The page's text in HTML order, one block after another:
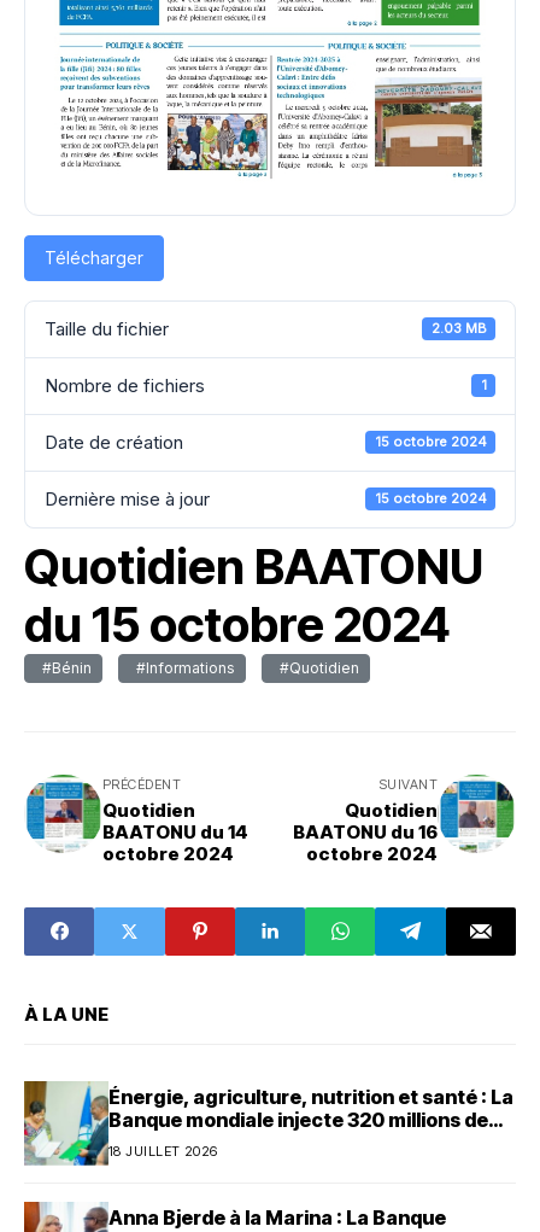
Télécharger
Taille du fichier 2.03 MB
Nombre de fichiers 1
Date de création 15 octobre 2024
Dernière mise à jour 15 octobre 2024
Quotidien BAATONU
du 15 octobre 2024
#Bénin #Informations #Quotidien
PRÉCÉDENT
Quotidien
BAATONU du 14
octobre 2024
SUIVANT
Quotidien
BAATONU du 16
octobre 2024
À LA UNE
Énergie, agriculture, nutrition et santé : La
Banque mondiale injecte 320 millions de
dollars au Bénin
18 JUILLET 2026
Anna Bjerde à la Marina : La Banque